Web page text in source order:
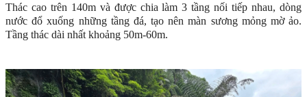
Thác cao trên 140m và được chia làm 3 tầng nối tiếp nhau, dòng
nước đổ xuống những tầng đá, tạo nên màn sương mỏng mờ ảo.
Tầng thác dài nhất khoảng 50m-60m.